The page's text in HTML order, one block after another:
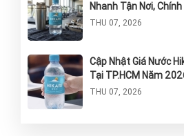
Nhanh Tận Nơi,
THU 07, 2026
Cập Nhật Giá Nước
Tại TP.HCM Năm
THU 07, 2026